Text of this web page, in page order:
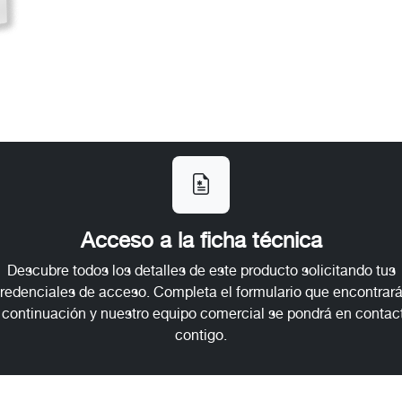
Acceso a la ficha técnica
Descubre todos los detalles de este producto solicitando tus
de acceso. Completa el formulario que
y nuestro equipo comercial se pondrá en
contigo.